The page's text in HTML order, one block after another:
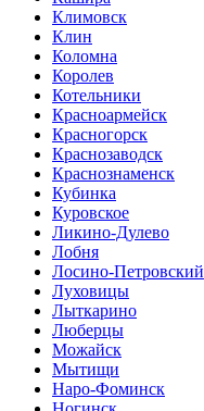
Климовск
Клин
Коломна
Королев
Котельники
Красноармейск
Красногорск
Краснозаводск
Краснознаменск
Кубинка
Куровское
Ликино-Дулево
Лобня
Лосино-Петровский
Луховицы
Лыткарино
Люберцы
Можайск
Мытищи
Наро-Фоминск